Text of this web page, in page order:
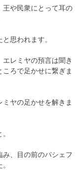
王や民衆にとって耳の
思われます。
レミヤの預言は聞き
ろで足かせに繋ぎま
ヤの足かせを解きま
、目の前のパシェフ